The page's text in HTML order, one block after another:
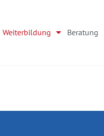
Weiterbildung Beratung